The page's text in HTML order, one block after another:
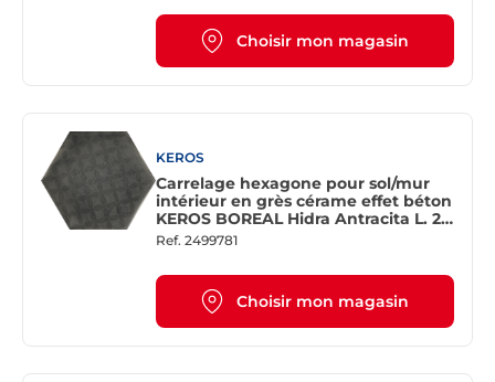
Choisir mon magasin
KEROS
Carrelage hexagone pour sol/mur
intérieur en grès cérame effet béton
KEROS BOREAL Hidra Antracita L. 27
x l. 23 cm
Ref. 2499781
Choisir mon magasin